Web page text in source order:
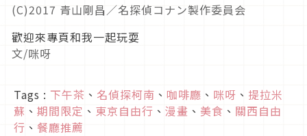
(C)2017 青山剛昌／名探偵コナン製作委員会
歡迎來專頁和我一起玩耍
文/咪呀
Tags : 下午茶 、 名偵探柯南 、 咖啡廳 、 咪呀 、 提拉米
蘇 、 期間限定 、 東京自由行 、 漫畫 、 美食 、 關西自由
行 、 餐廳推薦